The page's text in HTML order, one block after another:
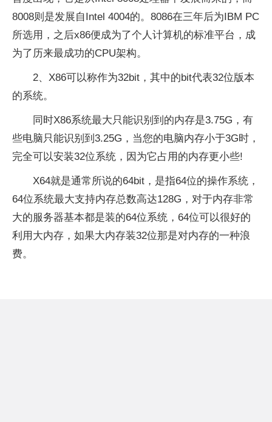
8008则是发展自Intel 4004的。8086在三年后为IBM PC
所选用，之后x86便成为了个人计算机的标准平台，成
为了历来最成功的CPU架构。
2、X86可以称作为32bit，其中的bit代表32位版本
的系统。
同时X86系统最大只能识别到的内存是3.75G，有
些电脑只能识别到3.25G，当您的电脑内存小于3G时，
完全可以安装32位系统，因为它占用的内存更小些!
X64就是通常所说的64bit，是指64位的操作系统，
64位系统最大支持内存总数高达128G，对于内存非常
大的服务器基本都是装的64位系统，64位可以很好的
利用大内存，如果大内存装32位那是对内存的一种浪
费。